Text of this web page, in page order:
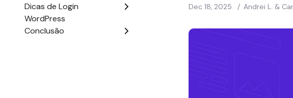
Dicas de Login
WordPress
Conclusão
Dec 18, 2025 / Andrei L. &